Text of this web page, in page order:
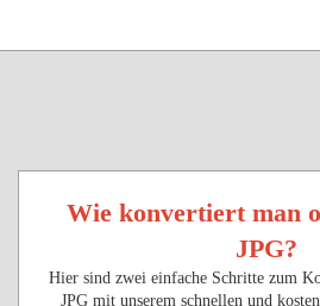
Wie konvertiert man
JPG?
Hier sind zwei einfache Schritte zum
JPG mit unserem schnellen und